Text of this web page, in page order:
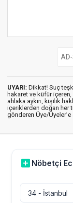
UYARI: Dikkat! Suç
hakaret ve küfür
ahlaka aykırı, kişilik
içeriklerden doğan her
gönderen Üye/Üyeler’e